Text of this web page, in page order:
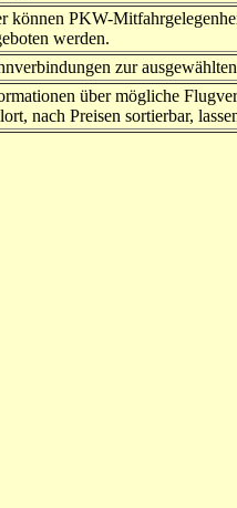
können PKW-
werden.
zur
über mögliche
nach Preisen sortierbar,